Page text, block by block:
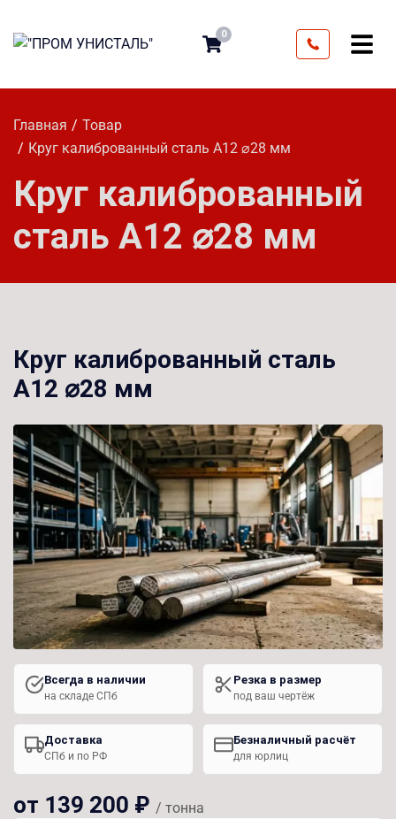
0
Главная
Товар
Круг калиброванный сталь А12 ⌀28 мм
Круг калиброванный
сталь А12 ⌀28 мм
Круг калиброванный сталь
А12 ⌀28 мм
Всегда в наличии
на складе СПб
Резка в размер
под ваш чертёж
Доставка
СПб и по РФ
Безналичный расчёт
для юрлиц
от 139 200 ₽ / тонна